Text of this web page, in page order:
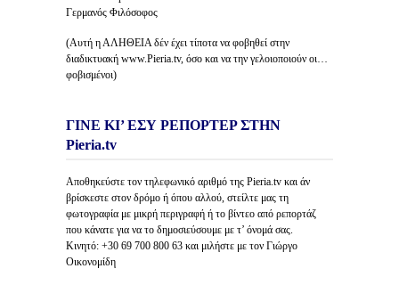
Γερμανός Φιλόσοφος
(Αυτή η ΑΛΗΘΕΙΑ δέν έχει τίποτα να φοβηθεί στην
διαδικτυακή www.Pieria.tv, όσο και να την γελοιοποιούν οι…
φοβισμένοι)
ΓΙΝΕ ΚΙ’ ΕΣΥ ΡΕΠΟΡΤΕΡ ΣΤΗΝ
Pieria.tv
Αποθηκεύστε τον τηλεφωνικό αριθμό της Pieria.tv και άν
βρίσκεστε στον δρόμο ή όπου αλλού, στείλτε μας τη
φωτογραφία με μικρή περιγραφή ή το βίντεο από ρεπορτάζ
που κάνατε για να το δημοσιεύσουμε με τ’ όνομά σας.
Κινητό: +30 69 700 800 63 και μιλήστε με τον Γιώργο
Οικονομίδη